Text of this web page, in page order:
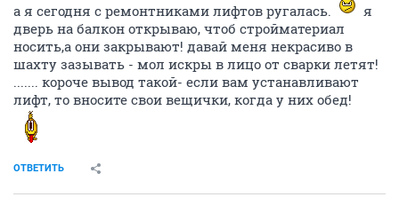
а я сегодня с ремонтниками лифтов ругалась.
я
дверь на балкон открываю, чтоб стройматериал
носить,а они закрывают! давай меня некрасиво в
шахту зазывать - мол искры в лицо от сварки летят!
....... короче вывод такой- если вам устанавливают
лифт, то вносите свои вещички, когда у них обед!
ОТВЕТИТЬ